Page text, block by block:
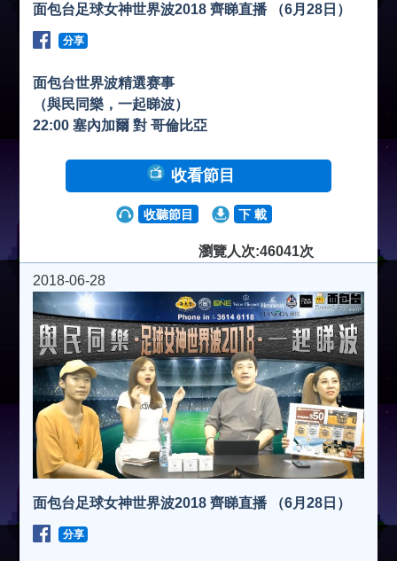
面包台足球女神世界波2018 齊睇直播 （6月28日）
分享
面包台世界波精選赛事
（與民同樂，一起睇波）
22:00 塞內加爾 對 哥倫比亞
收看節目
收聽節目 下 載
瀏覽人次:46041次
2018-06-28
面包台足球女神世界波2018 齊睇直播 （6月28日）
分享